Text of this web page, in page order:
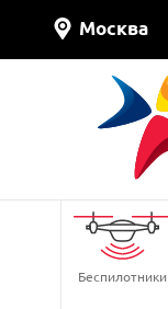
Москва
Беспилотники